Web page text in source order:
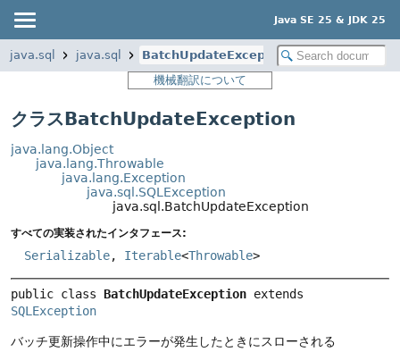
Java SE 25 & JDK 25
java.sql java.sql
BatchUpdateException
機械翻訳について
クラスBatchUpdateException
java.lang.Object
java.lang.Throwable
java.lang.Exception
java.sql.SQLException
java.sql.BatchUpdateException
すべての実装されたインタフェース:
Serializable, Iterable<Throwable>
public class BatchUpdateException
SQLException
バッチ更新操作中にエラーが発生したときにスローされる